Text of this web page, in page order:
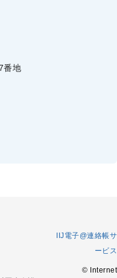
番地
IIJ電子@連絡帳サ
ービス
© Internet